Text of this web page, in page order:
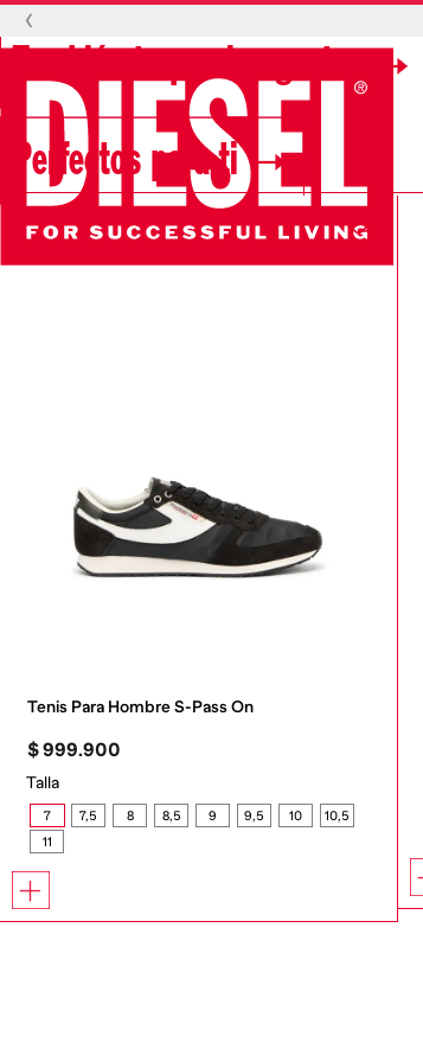
‹
Perfectos para ti
Tenis Para Hombre S-Pass On
$999.900
Talla
7 7,5 8 8,5 9 9,5 10
10,5
11